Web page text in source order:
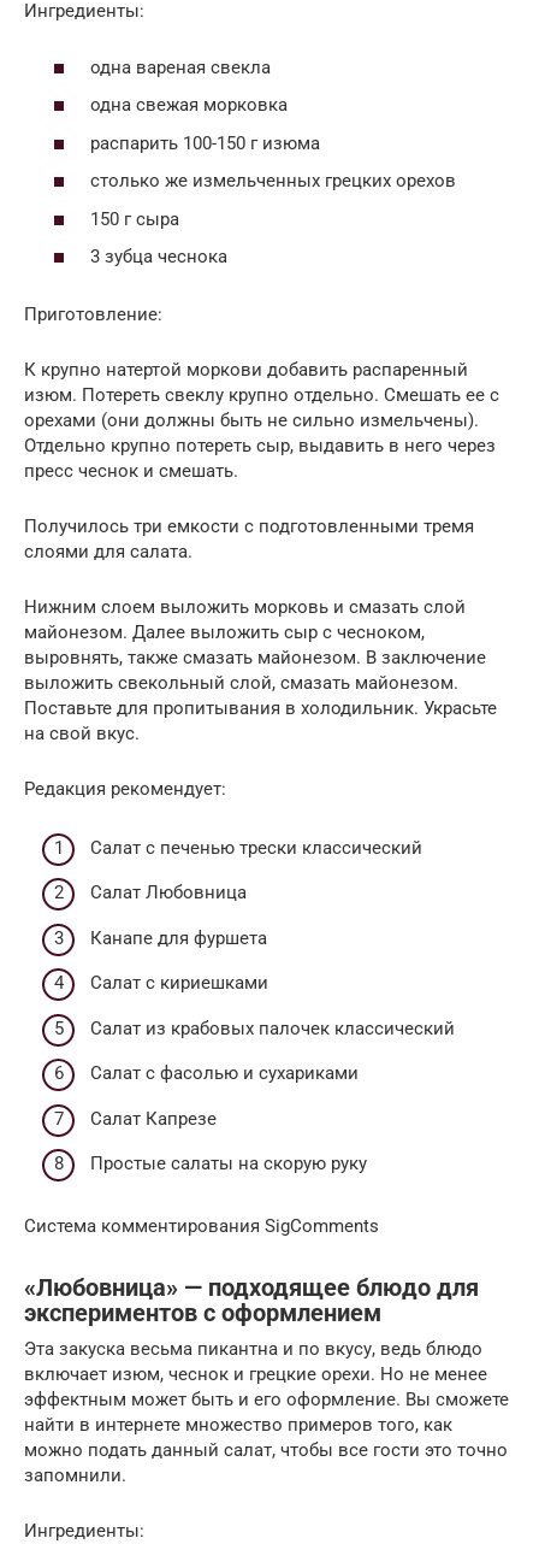
Ингредиенты:
одна вареная свекла
одна свежая морковка
распарить 100-150 г изюма
столько же измельченных грецких орехов
150 г сыра
3 зубца чеснока
Приготовление:
К крупно натертой моркови добавить распаренный
изюм. Потереть свеклу крупно отдельно. Смешать ее с
орехами (они должны быть не сильно измельчены).
Отдельно крупно потереть сыр, выдавить в него через
пресс чеснок и смешать.
Получилось три емкости с подготовленными тремя
слоями для салата.
Нижним слоем выложить морковь и смазать слой
майонезом. Далее выложить сыр с чесноком,
выровнять, также смазать майонезом. В заключение
выложить свекольный слой, смазать майонезом.
Поставьте для пропитывания в холодильник. Украсьте
на свой вкус.
Редакция рекомендует:
Cалат с печенью трески классический
Салат Любовница
Канапе для фуршета
Салат с кириешками
Салат из крабовых палочек классический
Салат с фасолью и сухариками
Салат Капрезе
Простые салаты на скорую руку
Система комментирования SigComments
«Любовница» — подходящее блюдо для
экспериментов с оформлением
Эта закуска весьма пикантна и по вкусу, ведь блюдо
включает изюм, чеснок и грецкие орехи. Но не менее
эффектным может быть и его оформление. Вы сможете
найти в интернете множество примеров того, как
можно подать данный салат, чтобы все гости это точно
запомнили.
Ингредиенты: